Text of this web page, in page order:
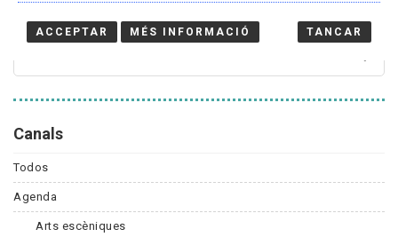
Canals
Todos
Agenda
Arts escèniques
ACCEPTAR MÉS INFORMACIÓ TANCAR